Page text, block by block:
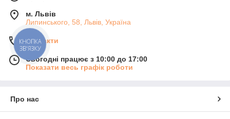
м. Львів
Липинського, 58, Львів, Україна
Контакти
Сьогодні працює з 10:00 до 17:00
Показати весь графік роботи
Про нас
КНОПКА
ЗВ'ЯЗКУ